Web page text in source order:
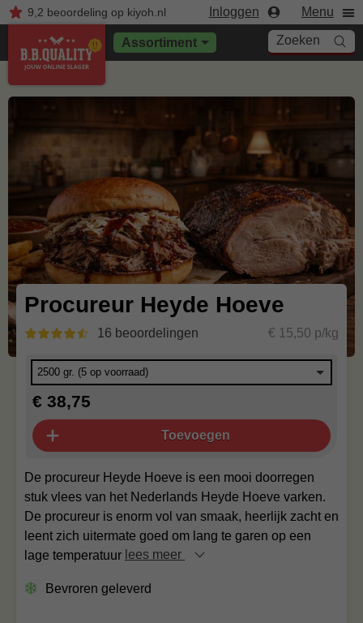
9,2 beoordelingop kiyoh.nl Inloggen Menu
Assortiment Zoeken
Procureur Heyde Hoeve
16 beoordelingen € 15,50 p/kg
De procureur Heyde Hoeve is een mooi doorregen
stuk vlees van het Nederlands Heyde Hoeve varken.
De procureur is enorm vol van smaak, heerlijk zacht en
leent zich uitermate goed om lang te garen op een
lage temperatuur lees meer
Bevroren geleverd
€ 38,75
Toevoegen